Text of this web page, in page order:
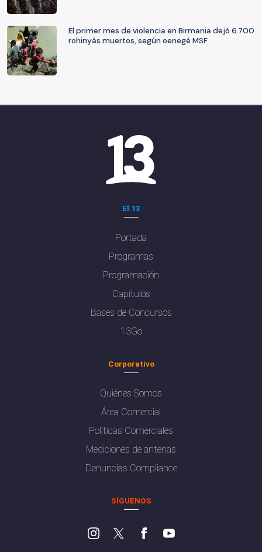
El primer mes de violencia en Birmania dejó 6.700
rohinyás muertos, según oenegé MSF
El 13
Portada
Programas
Programación
Capítulos
Bases de Concursos
13Go
Corporativo
Quiénes Somos
Área Comercial
Políticas Comerciales
Mediciones de antenas
Denuncias Compliance
SÍGUENOS